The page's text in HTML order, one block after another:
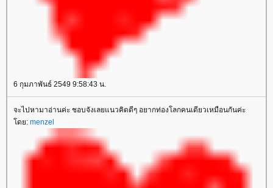
6 กุมภาพันธ์ 2549 9:58:43 น.
จะไปหามาอ่านค่ะ ชอบจังเลยแนวคิดดีๆ อยากท่องโลกคนเดียวเหมือนกันค่ะ
ดย: menzel